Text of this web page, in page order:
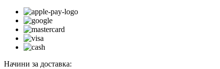
Начини за доставка: